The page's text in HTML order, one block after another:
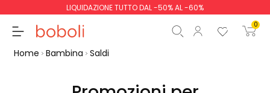
LIQUIDAZIONE TUTTO DAL -50% AL -60%
0
Home Bambina Saldi